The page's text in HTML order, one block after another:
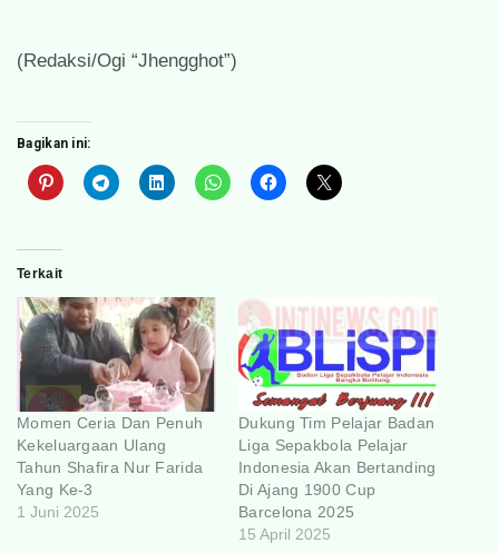
(Redaksi/Ogi “Jhengghot”)
Bagikan ini:
Terkait
Momen Ceria Dan Penuh
Kekeluargaan Ulang
Tahun Shafira Nur Farida
Yang Ke-3
1 Juni 2025
Dukung Tim Pelajar Badan
Liga Sepakbola Pelajar
Indonesia Akan Bertanding
Di Ajang 1900 Cup
Barcelona 2025
15 April 2025